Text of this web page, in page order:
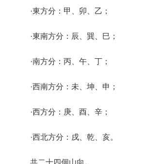
·東方分：甲、卯、乙；
·東南方分：辰、巽、巳；
·南方分：丙、午、丁；
·西南方分：未、坤、申；
·西方分：庚、酉、辛；
·西北方分：戌、乾、亥。
共二十四個山向。